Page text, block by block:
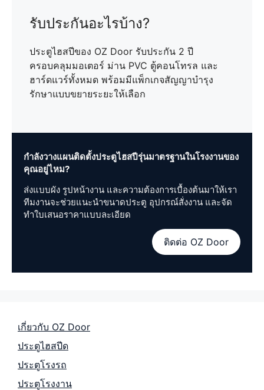
รับประกันอะไรบ้าง?
ประตูไฮสปีของ OZ Door รับประกัน 2 ปี
ครอบคลุมมอเตอร์ ม่าน PVC ตู้คอนโทรล และ
ฮาร์ดแวร์ทั้งหมด พร้อมมีแพ็กเกจสัญญาบำรุง
รักษาแบบขยายระยะให้เลือก
กำลังวางแผนติดตั้งประตูไฮสปีรุ่นมาตรฐานในโรงงานของ
คุณอยู่ไหม?
ส่งแบบผัง รูปหน้างาน และความต้องการเบื้องต้นมาให้เรา
ทีมงานจะช่วยแนะนำขนาดประตู อุปกรณ์สั่งงาน และจัด
ทำใบเสนอราคาแบบละเอียด
ติดต่อ OZ Door
เกี่ยวกับ OZ Door
ประตูไฮสปีด
ประตูโรงรถ
ประตูโรงงาน